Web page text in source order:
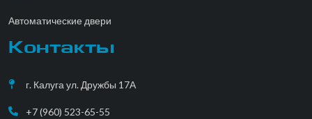
Автоматические двери
Контакты
г. Калуга ул. Дружбы 17А
+7 (960) 523-65-55